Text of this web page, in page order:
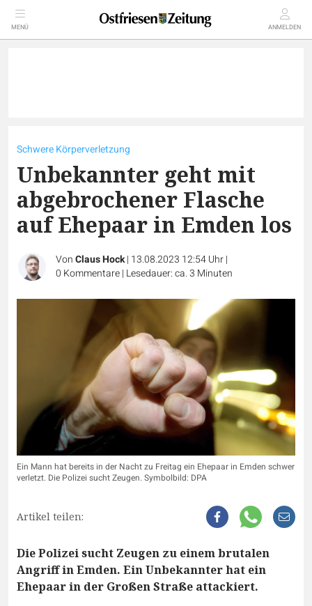
MENÜ ANMELDEN
Schwere Körperverletzung
Unbekannter geht mit
abgebrochener Flasche
auf Ehepaar in Emden los
VonClaus Hock| 13.08.2023 12:54 Uhr|
0 Kommentare| Lesedauer: ca. 3 Minuten
Ein Mann hat bereits in der Nacht zu Freitag ein Ehepaar in Emden schwer
verletzt. Die Polizei sucht Zeugen. Symbolbild: DPA
Artikel teilen:
Die Polizei sucht Zeugen zu einem brutalen
Angriff in Emden. Ein Unbekannter hat ein
Ehepaar in der Großen Straße attackiert.